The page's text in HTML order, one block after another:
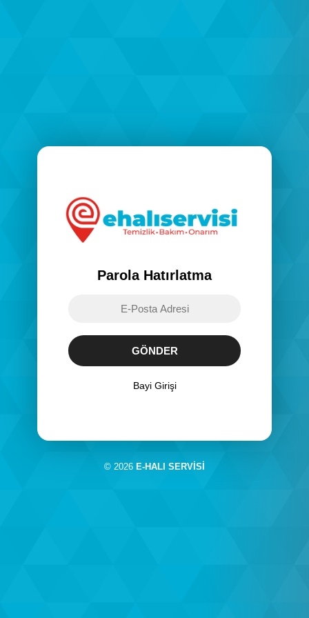
Parola Hatırlatma
Bayi Girişi
© 2026 E-HALI SERVİSİ